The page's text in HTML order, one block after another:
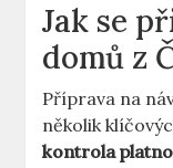
Jak⁣ se
domů z
Příprava na
několik
kontrola